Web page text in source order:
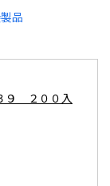
品
９ ２００入